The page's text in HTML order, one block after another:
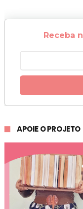
Receba
APOIE O PROJETO